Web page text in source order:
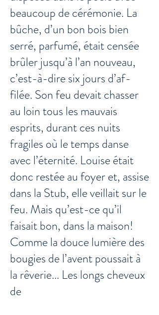
beaucoup de cérémonie. La
bûche, d’un bon bois bien
serré, parfumé, était censée
brûler jusqu’à l’an nouveau,
c’est-à-dire six jours d’af-
filée. Son feu devait chasser
au loin tous les mauvais
esprits, durant ces nuits
fragiles où le temps danse
avec l’éternité. Louise était
donc restée au foyer et, assise
dans la Stub, elle veillait sur le
feu. Mais qu’est-ce qu’il
faisait bon, dans la maison!
Comme la douce lumière des
bougies de l’avent poussait à
la rêverie... Les longs cheveux
de